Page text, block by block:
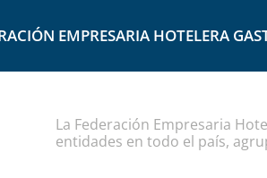
EMPRESARIA HOTELERA
La Federación Empresaria
entidades en todo el país,